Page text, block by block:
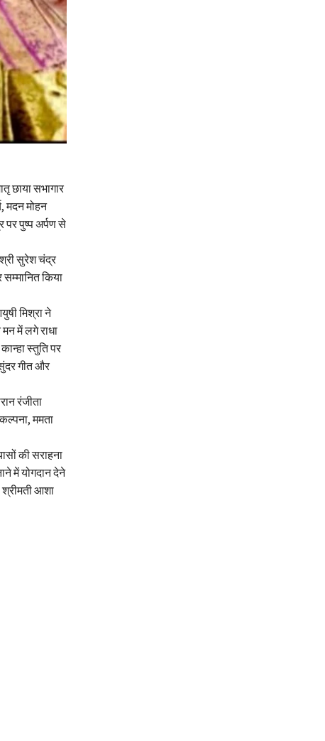
छाया सभागार
मदन मोहन
पर पुष्प अर्पण से
श्री सुरेश चंद्र
सम्मानित किया
मिश्रा ने
में लगे राधा
स्तुति पर
सुंदर गीत और
रंजीता
ममता
की सराहना
में योगदान देने
श्रीमती आशा